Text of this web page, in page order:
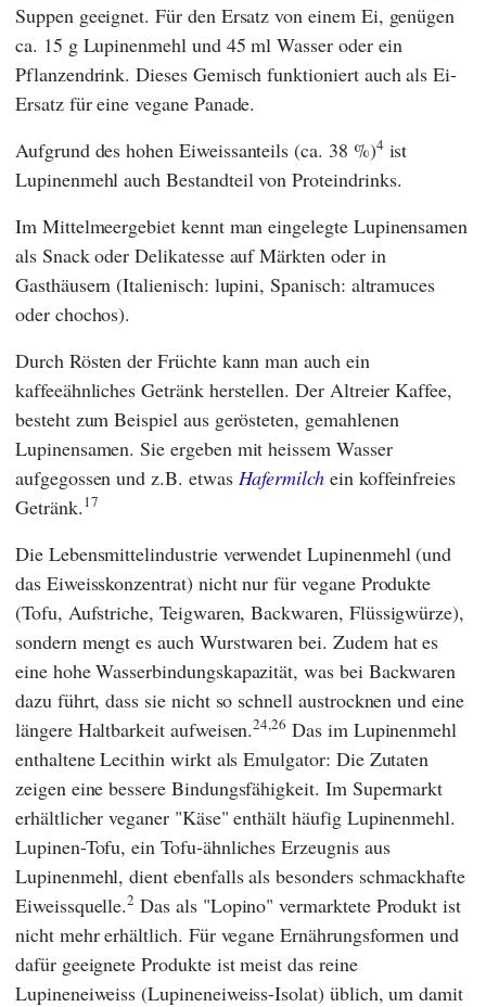
Suppen geeignet. Für den Ersatz von einem Ei, genügen
ca. 15 g Lupinenmehl und 45 ml Wasser oder ein
Pflanzendrink. Dieses Gemisch funktioniert auch als Ei-
Ersatz für eine vegane Panade.
Aufgrund des hohen Eiweissanteils (ca. 38 %)4 ist
Lupinenmehl auch Bestandteil von Proteindrinks.
Im Mittelmeergebiet kennt man eingelegte Lupinensamen
als Snack oder Delikatesse auf Märkten oder in
Gasthäusern (Italienisch: lupini, Spanisch: altramuces
oder chochos).
Durch Rösten der Früchte kann man auch ein
kaffeeähnliches Getränk herstellen. Der Altreier Kaffee,
besteht zum Beispiel aus gerösteten, gemahlenen
Lupinensamen. Sie ergeben mit heissem Wasser
aufgegossen und z.B. etwas Hafermilch ein koffeinfreies
Getränk.17
Die Lebensmittelindustrie verwendet Lupinenmehl (und
das Eiweisskonzentrat) nicht nur für vegane Produkte
(Tofu, Aufstriche, Teigwaren, Backwaren, Flüssigwürze),
sondern mengt es auch Wurstwaren bei. Zudem hat es
eine hohe Wasserbindungskapazität, was bei Backwaren
dazu führt, dass sie nicht so schnell austrocknen und eine
längere Haltbarkeit aufweisen.24,26 Das im Lupinenmehl
enthaltene Lecithin wirkt als Emulgator: Die Zutaten
zeigen eine bessere Bindungsfähigkeit. Im Supermarkt
erhältlicher veganer "Käse" enthält häufig Lupinenmehl.
Lupinen-Tofu, ein Tofu-ähnliches Erzeugnis aus
Lupinenmehl, dient ebenfalls als besonders schmackhafte
Eiweissquelle.2 Das als "Lopino" vermarktete Produkt ist
nicht mehr erhältlich. Für vegane Ernährungsformen und
dafür geeignete Produkte ist meist das reine
Lupineneiweiss (Lupineneiweiss-Isolat) üblich, um damit